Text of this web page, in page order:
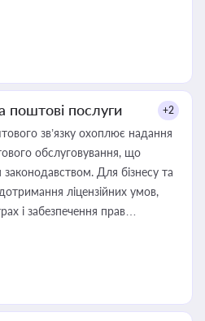
поштові послуги +2
зв’язку охоплює надання
обслуговування, що
Для бізнесу та
ліцензійних умов,
і забезпечення прав